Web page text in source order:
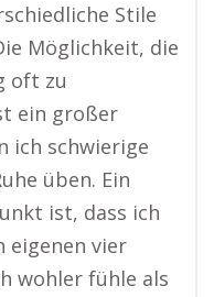
Stile
Möglichkeit, die
oft zu
ein großer
ich schwierige
üben. Ein
ist, dass ich
eigenen vier
wohler fühle als